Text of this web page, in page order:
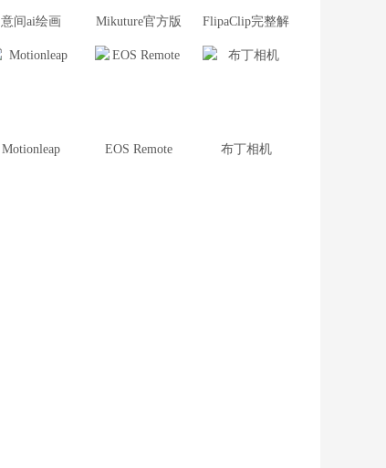
意间ai绘画 Mikuture官方版 FlipaClip完整解锁版
Motionleap EOS Remote 布丁相机